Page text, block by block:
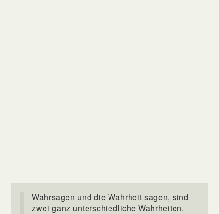
Wahrsagen und die Wahrheit sagen, sind
zwei ganz unterschiedliche Wahrheiten.